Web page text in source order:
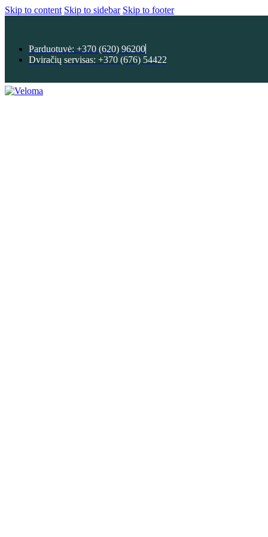
Skip to content Skip to sidebar Skip to footer
Parduotuvė: +370 (620) 96200
Dviračių servisas: +370 (676) 54422